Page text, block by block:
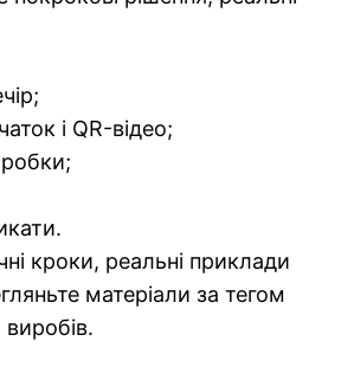
і QR-відео;
кроки, реальні приклади
матеріали за тегом